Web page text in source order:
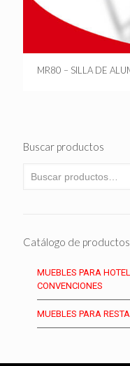
MR80 – SILLA DE
Buscar productos
Catálogo de productos
MUEBLES PARA
CONVENCIONES
MUEBLES PARA